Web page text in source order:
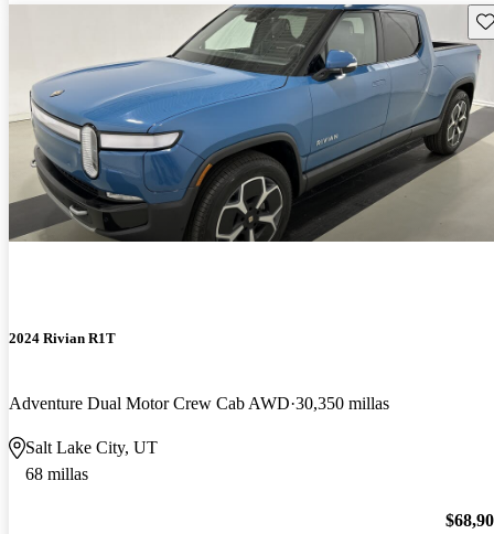
2024 Rivian R1T
Adventure Dual Motor Crew Cab AWD 30,350 millas
Salt Lake City, UT
68 millas